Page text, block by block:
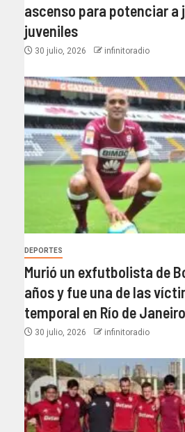
ascenso para potenciar a
juveniles
30 julio, 2026 infinitoradio
DEPORTES
Murió un exfutbolista de
años y fue una de las
temporal en Río de Janeiro
30 julio, 2026 infinitoradio